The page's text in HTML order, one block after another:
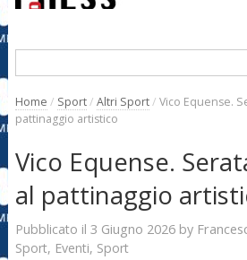
Home / Sport/ Altri Sport/ Vico Equense.
pattinaggio artistico
Vico Equense.
al pattinaggio
Pubblicato il 3 Giugno 2026by
Sport, Eventi, Sport